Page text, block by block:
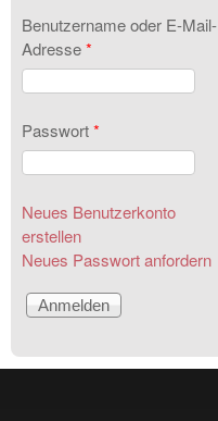
Benutzername oder E-Mail-
Adresse*
Passwort*
Neues Benutzerkonto
erstellen
Neues Passwort anfordern